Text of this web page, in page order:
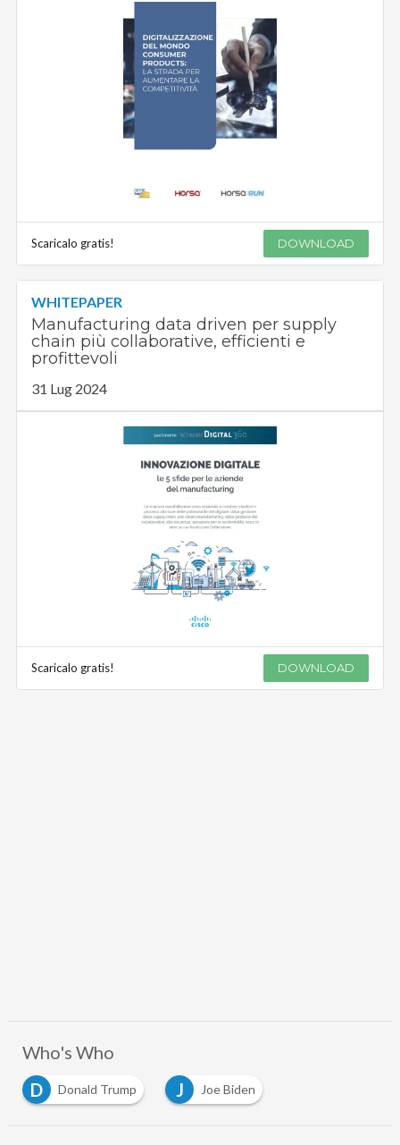
Scaricalo gratis! DOWNLOAD
WHITEPAPER
Manufacturing data driven per supply
chain più collaborative, efficienti e
profittevoli
31 Lug 2024
Scaricalo gratis! DOWNLOAD
Who's Who
D
Donald Trump J Joe Biden